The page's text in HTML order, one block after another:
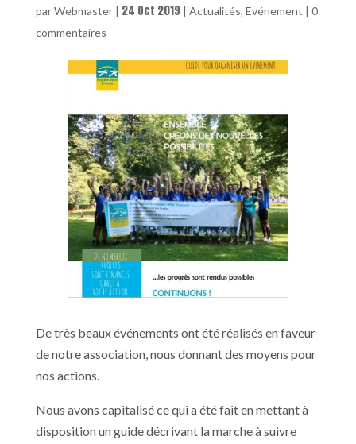
parWebmaster| 24 Oct 2019 | Actualités, Evénement | 0
commentaires
De très beaux événements ont été réalisés en faveur
de notre association, nous donnant des moyens pour
nos actions.
Nous avons capitalisé ce qui a été fait en mettant à
disposition un guide décrivant la marche à suivre